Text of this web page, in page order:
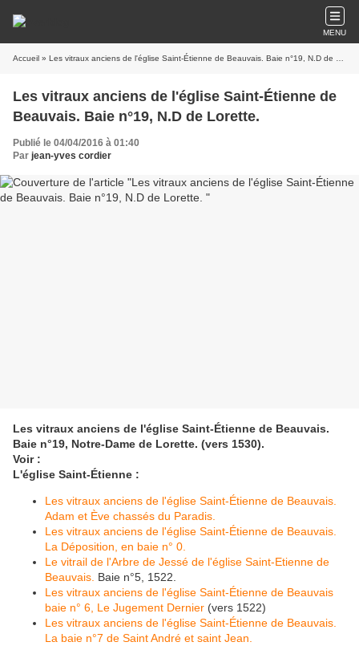
MENU
Accueil » Les vitraux anciens de l'église Saint-Étienne de Beauvais. Baie n°19, N.D de Lorette.
Les vitraux anciens de l'église Saint-Étienne de
Beauvais. Baie n°19, N.D de Lorette.
Publié le 04/04/2016 à 01:40
Par jean-yves cordier
Les vitraux anciens de l'église Saint-Étienne de Beauvais.
Baie n°19, Notre-Dame de Lorette. (vers 1530).
Voir :
L'église Saint-Étienne :
Les vitraux anciens de l'église Saint-Étienne de Beauvais.
Adam et Ève chassés du Paradis.
Les vitraux anciens de l'église Saint-Étienne de Beauvais.
La Déposition, en baie n° 0.
Le vitrail de l'Arbre de Jessé de l'église Saint-Etienne de
Beauvais. Baie n°5, 1522.
Les vitraux anciens de l'église Saint-Étienne de Beauvais
baie n° 6, Le Jugement Dernier (vers 1522)
Les vitraux anciens de l'église Saint-Étienne de Beauvais.
La baie n°7 de Saint André et saint Jean.